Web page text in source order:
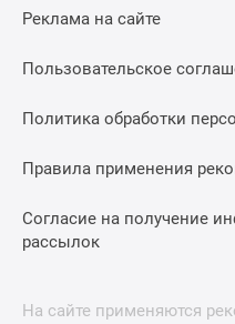
Реклама на сайте
Пользовательское
Политика обработки
Правила применения
Согласие на получение
рассылок
На сайте применяются